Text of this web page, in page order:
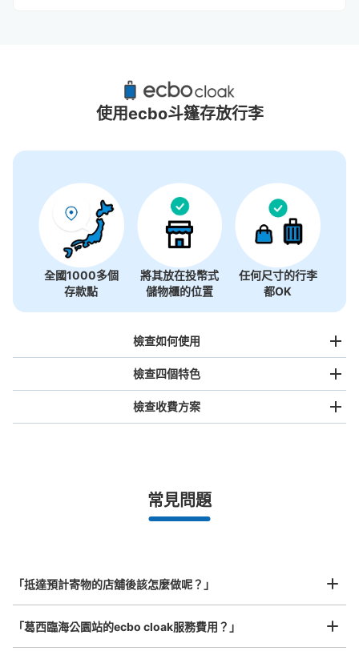
葛西臨海公園站附近推薦的寄物櫃
4個投幣式置物櫃
使用ecbo斗篷存放行李
全國1000多個
存款點
將其放在投幣式
儲物櫃的位置
任何尺寸的行李
都OK
檢查如何使用
事先用手機預約
指定的日期和時間
檢查四個特色
全國有1,000家以上合作店鋪
檢查收費方案
最長邊未滿45cm的行李（小型背包、手提包、手提行李
¥800/日
常見問題
「抵達預計寄物的店舖後該怎麼做呢？」
「葛西臨海公園站的ecbo cloak服務費用？」